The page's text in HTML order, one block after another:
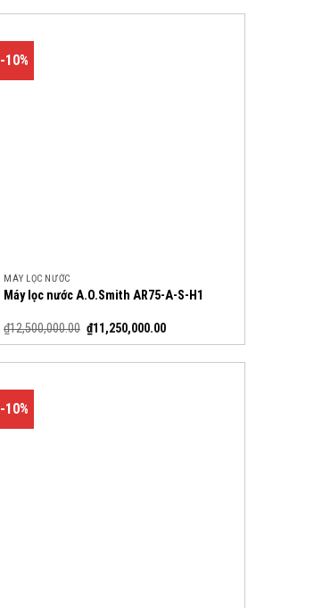
-10%
MÁY LỌC NƯỚC
Máy lọc nước A.O.Smith AR75-A-S-H1
₫12,500,000.00 ₫11,250,000.00
-10%